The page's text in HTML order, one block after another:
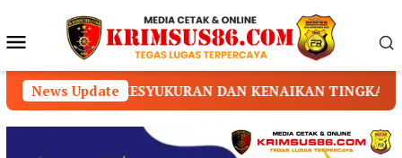
konten Menu
Mobile
News Update
DAN KENAIKAN TINGKAT/SABUK